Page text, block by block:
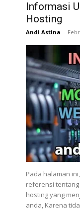
Informasi
Hosting
Andi Astina -
Pada halaman
referensi
hosting yang
anda, Karena